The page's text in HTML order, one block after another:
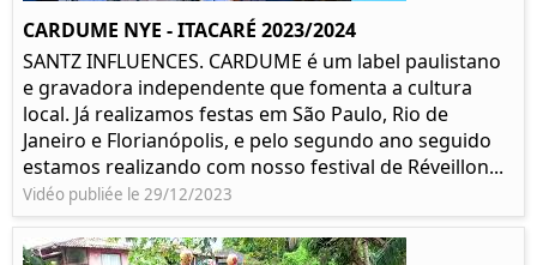
CARDUME NYE - ITACARÉ 2023/2024
SANTZ INFLUENCES. CARDUME é um label paulistano
e gravadora independente que fomenta a cultura
local. Já realizamos festas em São Paulo, Rio de
Janeiro e Florianópolis, e pelo segundo ano seguido
estamos realizando com nosso festival de Réveillon...
Vidéo publiée le 29/12/2023